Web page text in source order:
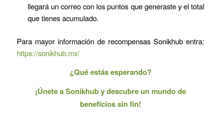
llegará un correo con los puntos que generaste y el total
que tienes acumulado.
Para mayor información de recompensas Sonikhub entra:
https://sonikhub.mx/
¿Qué estás esperando?
¡Únete a Sonikhub y descubre un mundo de
beneficios sin fin!